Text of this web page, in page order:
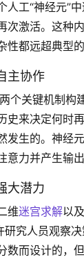
人工“神经元”
次激活。这种
性都远超典型
主协作
个关键机制构
史来决定何时
生的。神经
意力并产生输
大潜力
维迷宫求解以及
研究人员观察
数而设计的，